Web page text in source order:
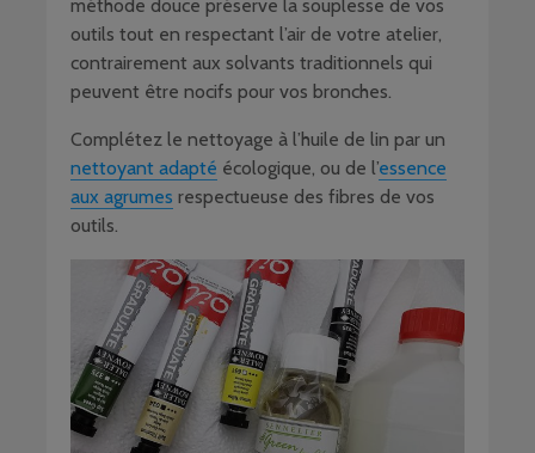
méthode douce préserve la souplesse de vos
outils tout en respectant l’air de votre atelier,
contrairement aux solvants traditionnels qui
peuvent être nocifs pour vos bronches.
Complétez le nettoyage à l’huile de lin par un
nettoyant adapté écologique, ou de l’essence
aux agrumes respectueuse des fibres de vos
outils.